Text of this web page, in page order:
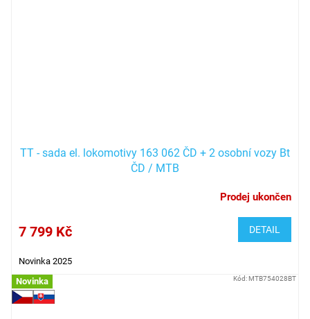
TT - sada el. lokomotivy 163 062 ČD + 2 osobní vozy Bt
ČD / MTB
Prodej ukončen
7 799 Kč DETAIL
Novinka 2025
Novinka
Kód: MTB754028BT